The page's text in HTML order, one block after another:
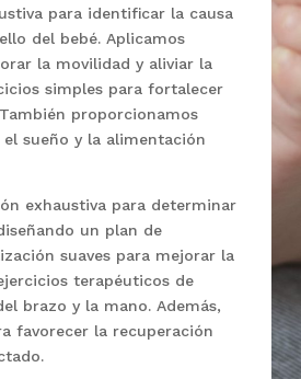
para identificar la causa
del bebé. Aplicamos
la movilidad y aliviar la
simples para fortalecer
proporcionamos
sueño y la alimentación
exhaustiva para determinar
un plan de
suaves para mejorar la
terapéuticos de
brazo y la mano. Además,
favorecer la recuperación